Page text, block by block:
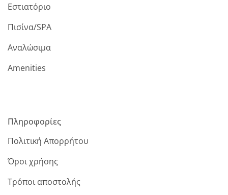
Εστιατόριο
Πισίνα/SPA
Αναλώσιμα
Amenities
Πληροφορίες
Πολιτική Απορρήτου
Όροι χρήσης
Τρόποι αποστολής